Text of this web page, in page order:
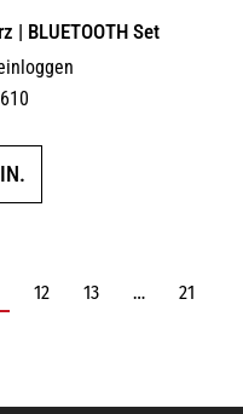
| BLUETOOTH Set
12 13 …
21